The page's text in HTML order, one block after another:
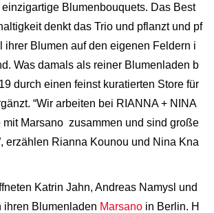
Blumenbouquets. Das Best
denkt das Trio und pflanzt und pf
ihrer Blumen auf den eigenen Feldern i
Was damals als reiner Blumenladen b
durch einen feinst kuratierten Store für
“Wir arbeiten bei RIANNA + NINA
mit Marsano zusammen und sind große
erzählen Rianna Kounou und Nina Kna
Katrin Jahn, Andreas Namysl und
ihren Blumenladen Marsano in Berlin. H